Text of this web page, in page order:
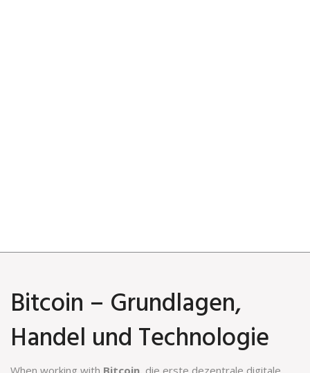
Bitcoin – Grundlagen,
Handel und Technologie
When working with Bitcoin, die erste dezentrale digitale